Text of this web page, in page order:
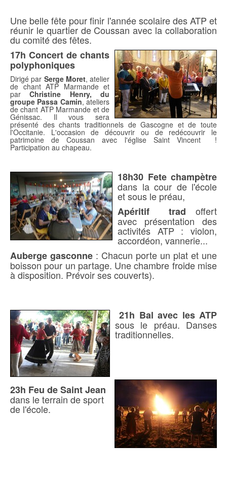
Une belle fête pour finir l'année scolaire des ATP et
réunir le quartier de Coussan avec la collaboration
du comité des fêtes.
17h Concert de chants
polyphoniques
Dirigé par Serge Moret, atelier
de chant ATP Marmande et
parChristine Henry, du
groupe Passa Camin, ateliers
de chant ATP Marmande et de
Génissac. Il vous sera
présenté des chants traditionnels de Gascogne et de toute
l'Occitanie. L'occasion de découvrir ou de redécouvrir le
patrimoine de Coussan avec l'église Saint Vincent !
Participation au chapeau.
18h30 Fete champètre
dans la cour de l'école
et sous le préau,
Apéritif trad offert
avec présentation des
activités ATP : violon,
accordéon, vannerie...
Auberge gasconne : Chacun porte un plat et une
boisson pour un partage. Une chambre froide mise
à disposition. Prévoir ses couverts).
21h Bal avec les ATP
sous le préau. Danses
traditionnelles.
23h Feu de Saint Jean
dans le terrain de sport
de l'école.